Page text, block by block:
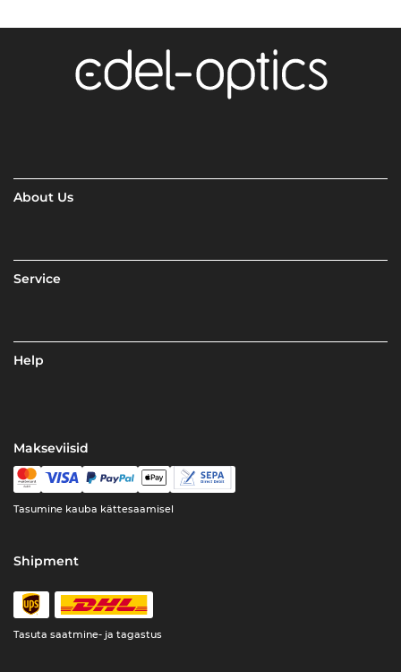
About Us
Service
Help
Makseviisid
Tasumine kauba kättesaamisel
Shipment
Tasuta saatmine- ja tagastus